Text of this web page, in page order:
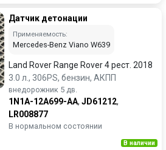
Датчик детонации
Применяемость:
Mercedes-Benz Viano W639
Land Rover Range Rover 4 рест. 2018
3.0 л., 306PS, бензин, АКПП
внедорожник 5 дв.
1N1A-12A699-AA, JD61212,
LR008877
В нормальном состоянии
В наличии